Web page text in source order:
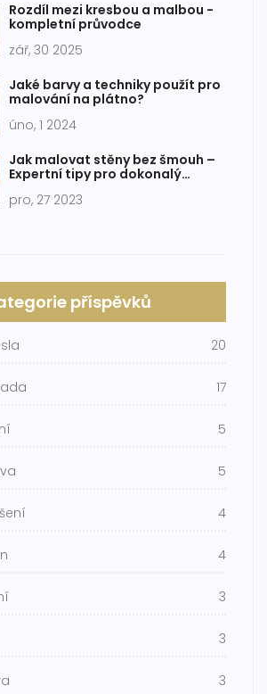
Rozdíl mezi kresbou a malbou -
kompletní průvodce
zář, 30 2025
Jaké barvy a techniky použít pro
malování na plátno?
úno, 1 2024
Jak malovat stěny bez šmouh –
Expertní tipy pro dokonalý
pro, 27 2023
příspěvků
20
17
5
5
4
4
3
3
3